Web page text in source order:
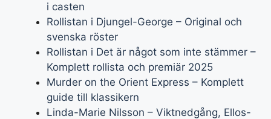
i casten
Rollistan i Djungel-George – Original och
svenska röster
Rollistan i Det är något som inte stämmer –
Komplett rollista och premiär 2025
Murder on the Orient Express – Komplett
guide till klassikern
Linda-Marie Nilsson – Viktnedgång, Ellos-